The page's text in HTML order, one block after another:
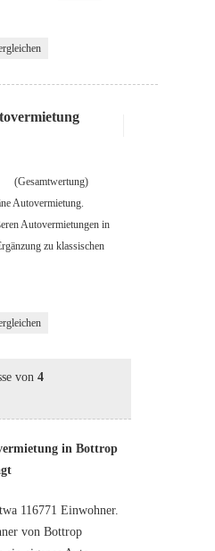
(Gesamtwertung)
Autovermietung.
Autovermietungen in
zu klassischen
von 4
in Bottrop
116771 Einwohner.
von Bottrop